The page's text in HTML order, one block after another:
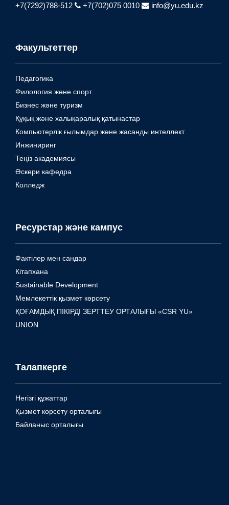
+7(7292)788-512
+7(702)075 0010 info@yu.edu.kz
Факультеттер
Педагогика
Филология және спорт
Бизнес және туризм
Құқық және халықаралық қатынастар
Компьютерлік ғылымдар және жасанды интеллект
Инжиниринг
Теңіз академиясы
Әскери кафедра
Колледж
Ресурстар және кампус
Фактілер мен сандар
Кітапхана
Sustainable Development
Мемлекеттік қызмет көрсету
ҚОҒАМДЫҚ ПІКІРДІ ЗЕРТТЕУ ОРТАЛЫҒЫ «CSR YU»
UNION
Талапкерге
Негізгі құжаттар
Қызмет көрсету орталығы
Байланыс орталығы